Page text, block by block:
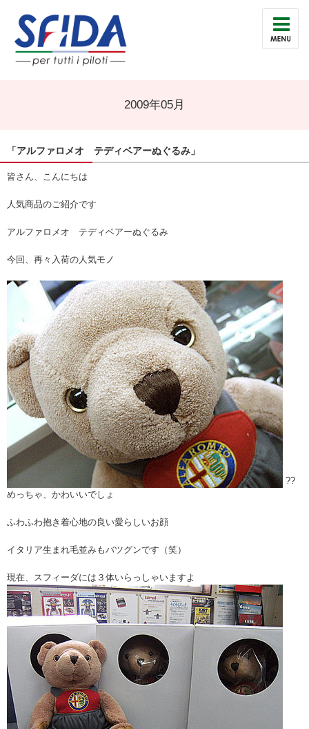
2009年05月
「アルファロメオ テディベアーぬぐるみ」
皆さん、こんにちは
人気商品のご紹介です
アルファロメオ テディベアーぬぐるみ
今回、再々入荷の人気モノ
??
めっちゃ、かわいいでしょ
ふわふわ抱き着心地の良い愛らしいお顔
イタリア生まれ毛並みもバツグンです（笑）
現在、スフィーダには３体いらっしゃいますよ